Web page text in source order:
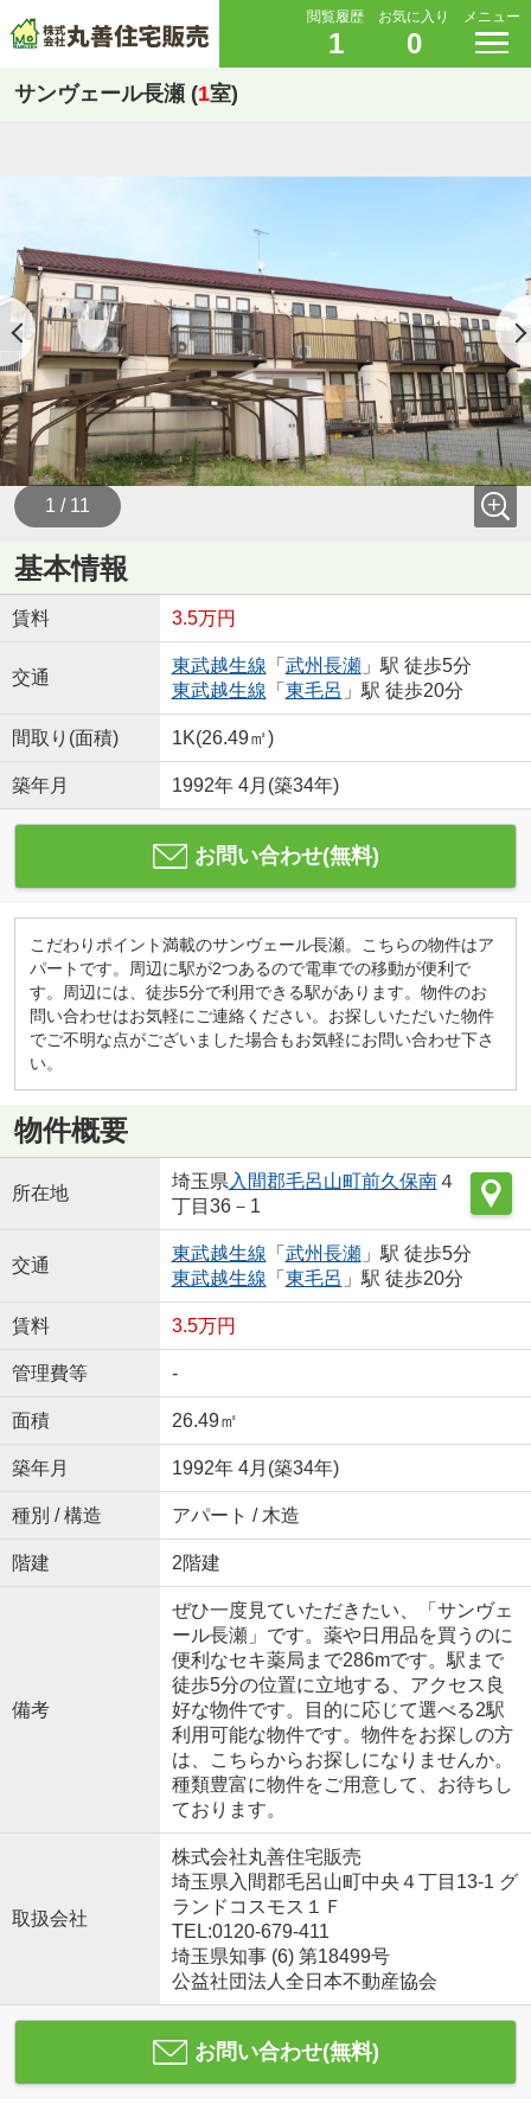
閲覧履歴
1
お気に入り
0
メニュー
サンヴェール長瀬 (1室)
1 / 11
基本情報
賃料 3.5万円
交通
東武越生線 「 武州長瀬」駅 徒歩5分
東武越生線 「 東毛呂 」駅 徒歩20分
間取り(面積) 1K(26.49㎡)
築年月 1992年 4月(築34年)
お問い合わせ(無料)
こだわりポイント満載のサンヴェール長瀬。こちらの物件はア
パートです。周辺に駅が2つあるので電車での移動が便利で
す。周辺には、徒歩5分で利用できる駅があります。物件のお
問い合わせはお気軽にご連絡ください。お探しいただいた物件
でご不明な点がございました場合もお気軽にお問い合わせ下さ
い。
物件概要
所在地
埼玉県 入間郡毛呂山町前久保南４
丁目36－1
交通
東武越生線 「 武州長瀬」駅 徒歩5分
東武越生線 「 東毛呂 」駅 徒歩20分
賃料 3.5万円
管理費等 -
面積 26.49㎡
築年月 1992年 4月(築34年)
種別 / 構造 アパート / 木造
階建 2階建
備考
ぜひ一度見ていただきたい、「サンヴェ
ール長瀬」です。薬や日用品を買うのに
便利なセキ薬局まで286mです。駅まで
徒歩5分の位置に立地する、アクセス良
好な物件です。目的に応じて選べる2駅
利用可能な物件です。物件をお探しの方
は、こちらからお探しになりませんか。
種類豊富に物件をご用意して、お待ちし
ております。
取扱会社
株式会社丸善住宅販売
埼玉県入間郡毛呂山町中央４丁目13-1 グ
ランドコスモス１Ｆ
TEL:0120-679-411
埼玉県知事 (6) 第18499号
公益社団法人全日本不動産協会
お問い合わせ(無料)